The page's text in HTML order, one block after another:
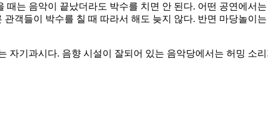
는 음악이 끝났더라도 박수를 치면 안 된다. 어떤 공연에서
객들이 박수를 칠 때 따라서 해도 늦지 않다. 반면 마당놀이
기과시다. 음향 시설이 잘되어 있는 음악당에서는 허밍 소